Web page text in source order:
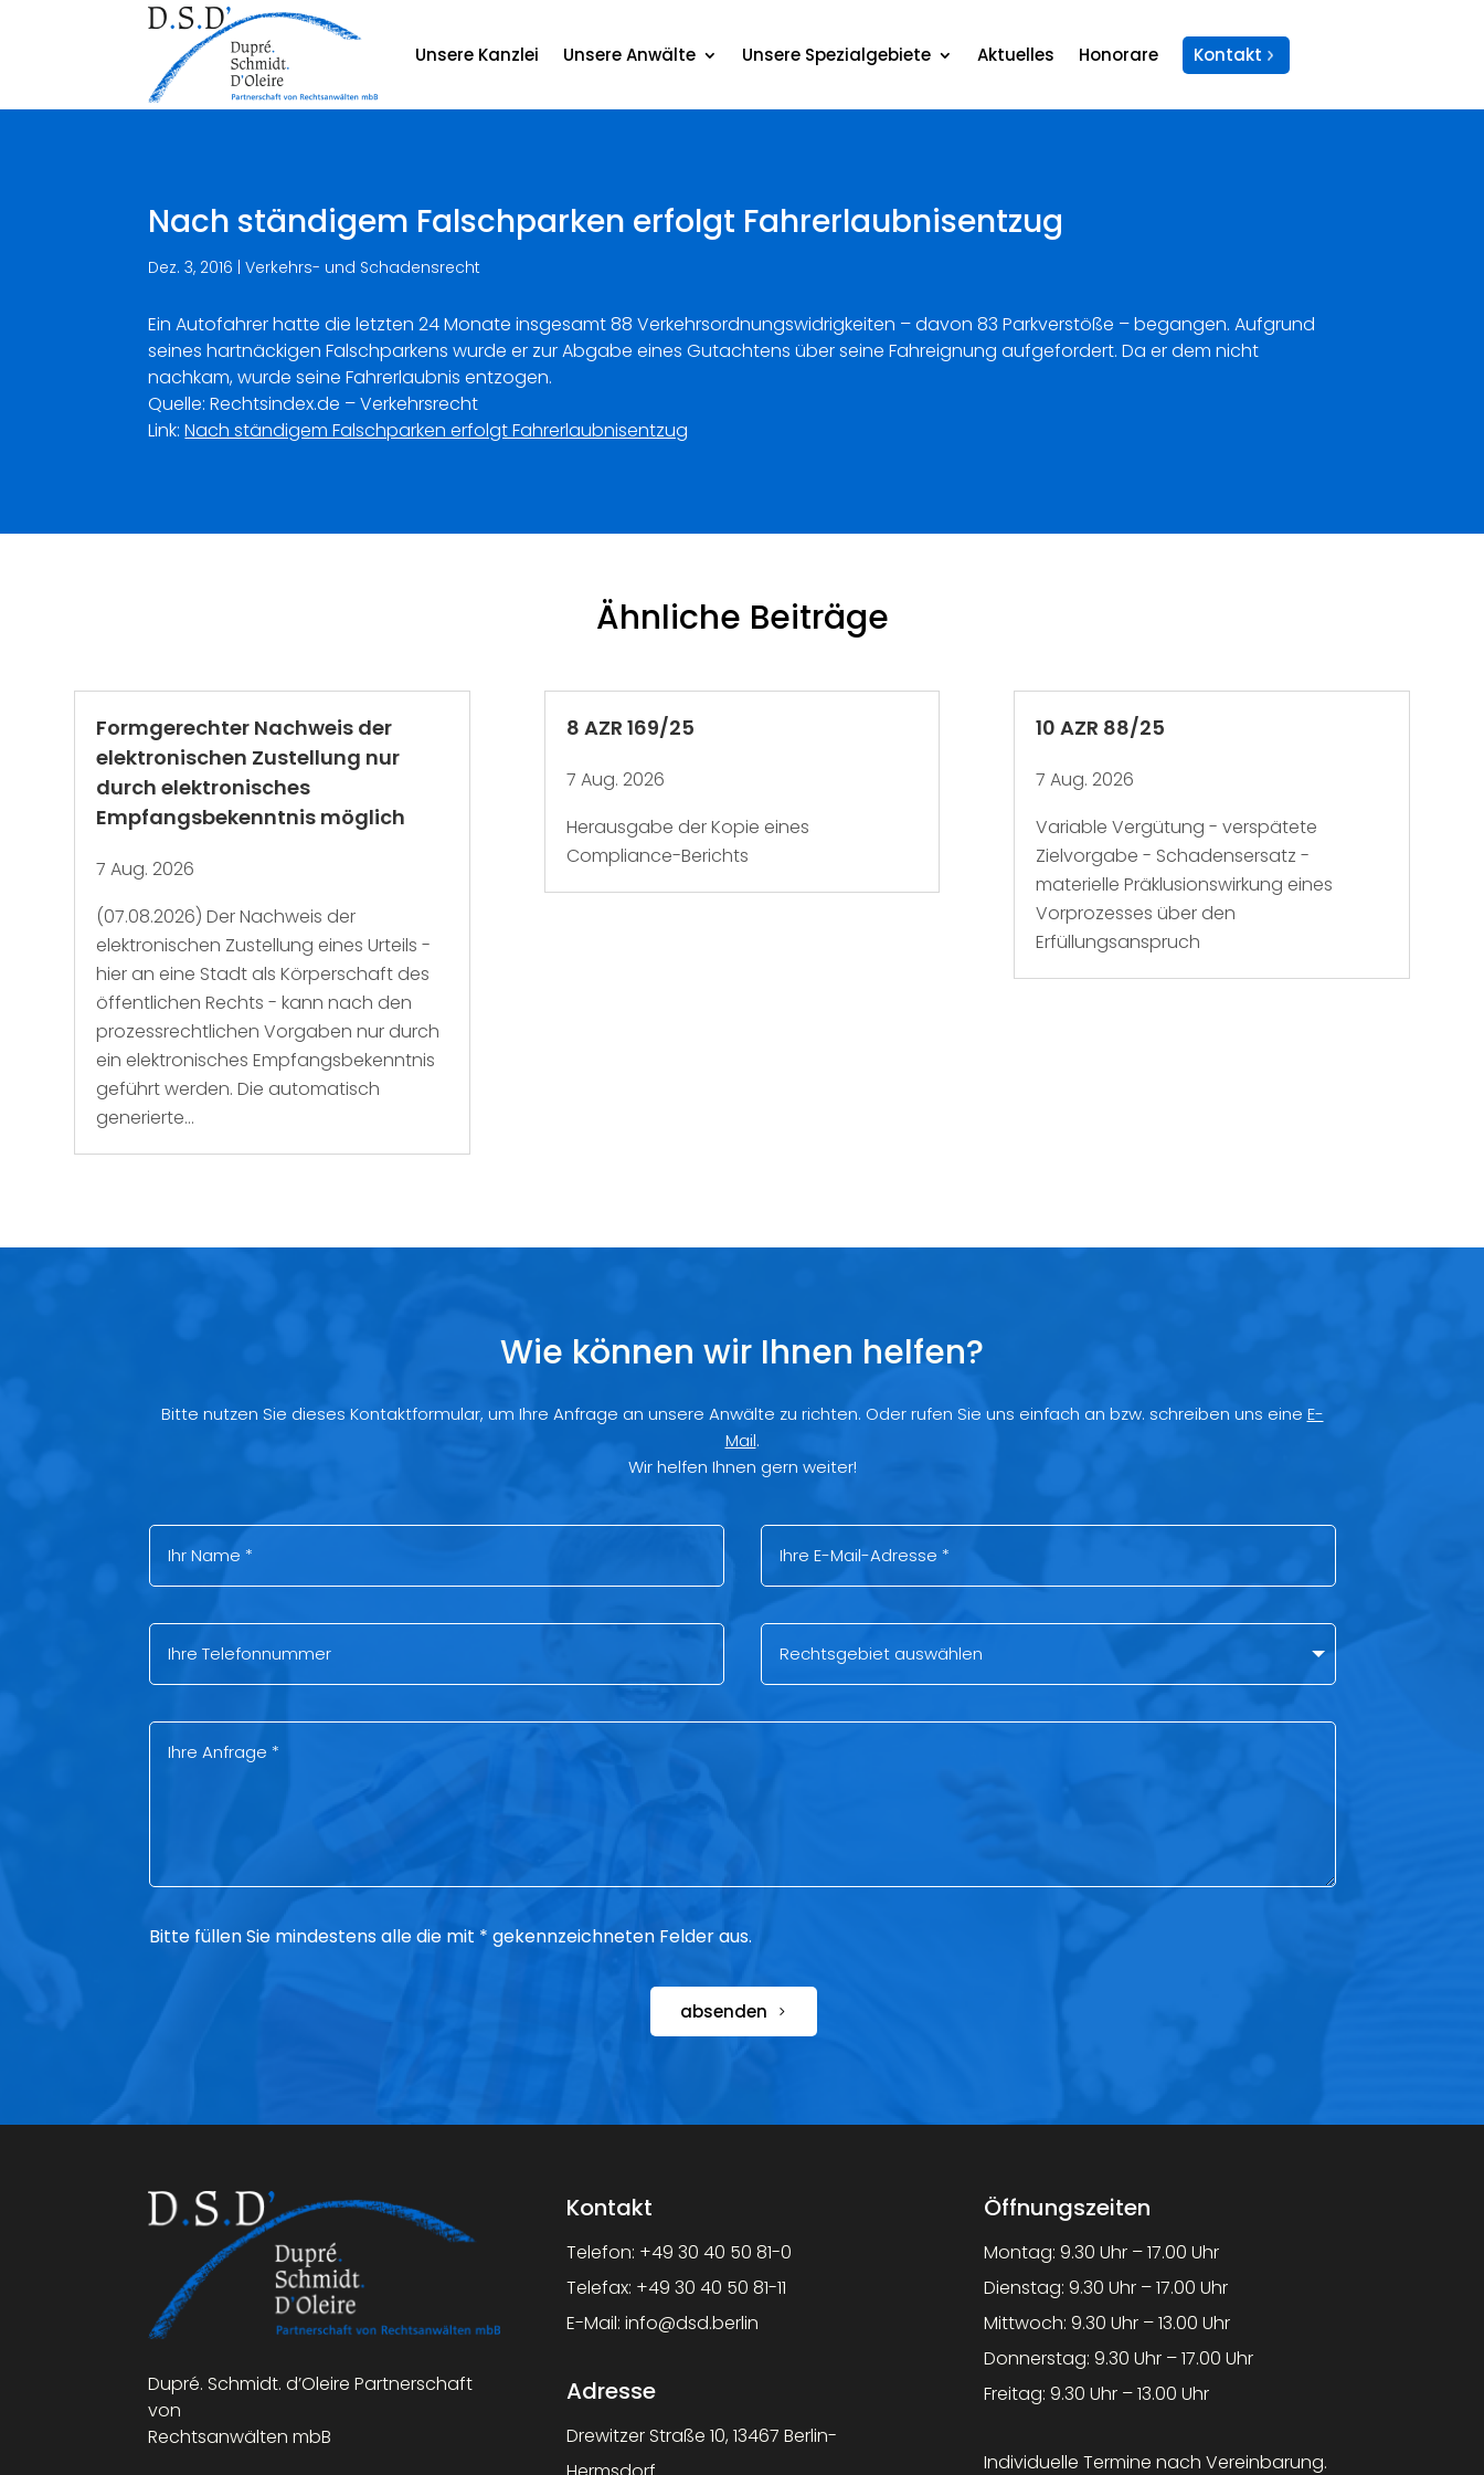
Unsere Kanzlei Unsere Anwälte Unsere Spezialgebiete Aktuelles Honorare Kontakt
Nach ständigem Falschparken erfolgt Fahrerlaubnisentzug
Dez. 3, 2016 |Verkehrs- und Schadensrecht
Ein Autofahrer hatte die letzten 24 Monate insgesamt 88 Verkehrsordnungswidrigkeiten – davon 83 Parkverstöße – begangen. Aufgrund
seines hartnäckigen Falschparkens wurde er zur Abgabe eines Gutachtens über seine Fahreignung aufgefordert. Da er dem nicht
nachkam, wurde seine Fahrerlaubnis entzogen.
Quelle: Rechtsindex.de – Verkehrsrecht
Link:Nach ständigem Falschparken erfolgt Fahrerlaubnisentzug
Ähnliche Beiträge
Formgerechter Nachweis der
elektronischen Zustellung nur
durch elektronisches
Empfangsbekenntnis möglich
7 Aug. 2026
(07.08.2026) Der Nachweis der
elektronischen Zustellung eines Urteils -
hier an eine Stadt als Körperschaft des
öffentlichen Rechts - kann nach den
prozessrechtlichen Vorgaben nur durch
ein elektronisches Empfangsbekenntnis
geführt werden. Die automatisch
generierte...
8 AZR 169/25
7 Aug. 2026
Herausgabe der Kopie eines
Compliance-Berichts
10 AZR 88/25
7 Aug. 2026
Variable Vergütung - verspätete
Zielvorgabe - Schadensersatz -
materielle Präklusionswirkung eines
Vorprozesses über den
Erfüllungsanspruch
Wie können wir Ihnen helfen?
Bitte nutzen Sie dieses Kontaktformular, um Ihre Anfrage an unsere Anwälte zu richten. Oder rufen Sie uns einfach an bzw. schreiben uns eine E-
Mail.
Wir helfen Ihnen gern weiter!
Bitte füllen Sie mindestens alle die mit * gekennzeichneten Felder aus.
absenden
Dupré. Schmidt. d’Oleire Partnerschaft
von
Rechtsanwälten mbB
Kontakt
Telefon: +49 30 40 50 81-0
Telefax: +49 30 40 50 81-11
E-Mail: info@dsd.berlin
Adresse
Drewitzer Straße 10, 13467 Berlin-
Öffnungszeiten
Montag: 9.30 Uhr – 17.00 Uhr
Dienstag: 9.30 Uhr – 17.00 Uhr
Mittwoch: 9.30 Uhr – 13.00 Uhr
Donnerstag: 9.30 Uhr – 17.00 Uhr
Freitag: 9.30 Uhr – 13.00 Uhr
Individuelle Termine nach Vereinbarung.